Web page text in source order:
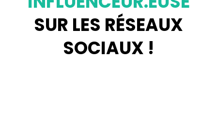
SUR LES RÉSEAUX
SOCIAUX !